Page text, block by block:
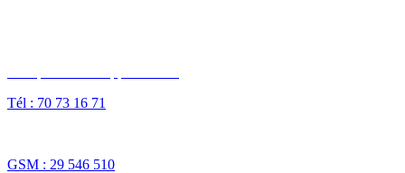
Tél : 70 73 16 71
GSM : 29 546 510